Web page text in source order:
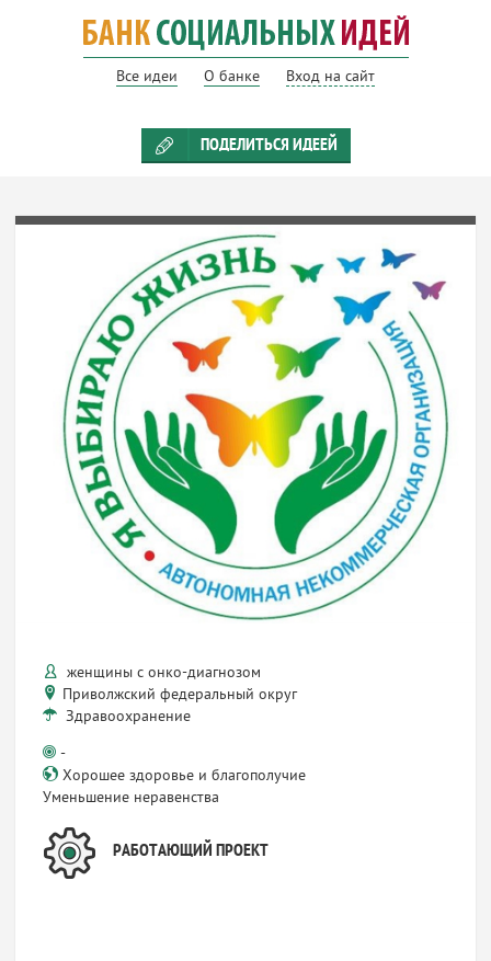
Все идеи О банке Вход на сайт
ПОДЕЛИТЬСЯ ИДЕЕЙ
женщины с онко-диагнозом
Приволжский федеральный округ
Здравоохранение
-
Хорошее здоровье и благополучие
Уменьшение неравенства
РАБОТАЮЩИЙ ПРОЕКТ